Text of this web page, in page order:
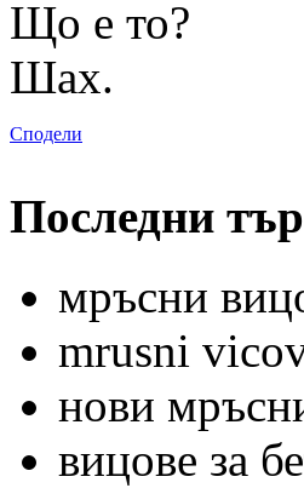
Що е то?
Шах.
Сподели
Последни
мръсни
mrusni
нови
вицове за